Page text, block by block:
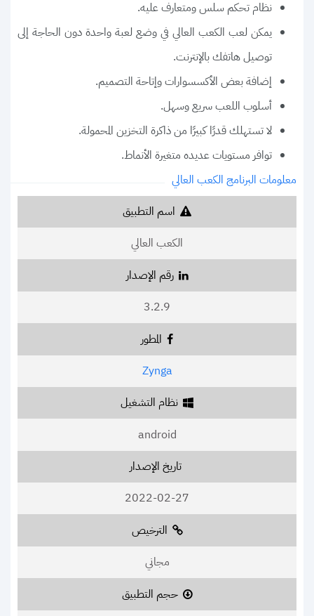
نظام تحكم سلس ومتعارف عليه.
يمكن لعب الكعب العالي في وضع لعبة واحدة دون الحاجة إلى
توصيل هاتفك بالإنترنت.
إضافة بعض الأكسسوارات وإتاحة التصميم.
أسلوب اللعب سريع وسهل.
لا تستهلك قدرًا كبيرًا من ذاكرة التخزين المحمولة.
توافر مستويات عديده متغيرة الأنماط.
معلومات البرنامج الكعب العالي
اسم التطبيق
الكعب العالي
رقم الإصدار
3.2.9
المطور
Zynga
نظام التشغيل
android
تاريخ الإصدار
2022-02-27
الترخيص
مجاني
حجم التطبيق